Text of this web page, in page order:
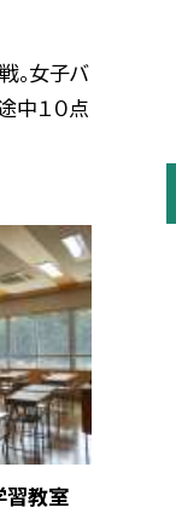
。女子バ
中１０点
習教室